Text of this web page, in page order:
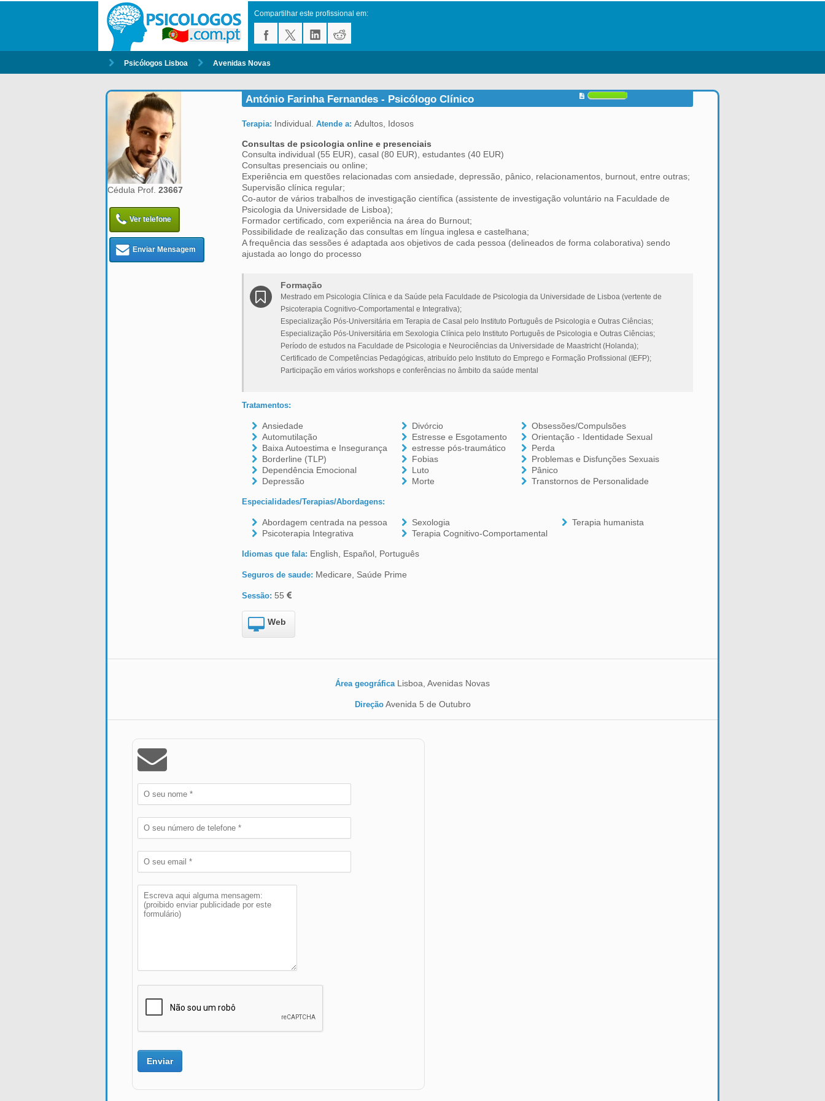
Compartilhar este profissional em:
Psicólogos Lisboa Avenidas Novas
Cédula Prof. 23667
Ver telefone
Enviar Mensagem
António Farinha Fernandes - Psicólogo Clínico
Terapia: Individual. Atende a: Adultos, Idosos
Consultas de psicologia online e presenciais
Consulta individual (55 EUR), casal (80 EUR), estudantes (40 EUR)
Consultas presenciais ou online;
Experiência em questões relacionadas com ansiedade, depressão, pânico, relacionamentos, burnout, entre outras;
Supervisão clínica regular;
Co-autor de vários trabalhos de investigação científica (assistente de investigação voluntário na Faculdade de
Psicologia da Universidade de Lisboa);
Formador certificado, com experiência na área do Burnout;
Possibilidade de realização das consultas em língua inglesa e castelhana;
A frequência das sessões é adaptada aos objetivos de cada pessoa (delineados de forma colaborativa) sendo
ajustada ao longo do processo
Formação
Mestrado em Psicologia Clínica e da Saúde pela Faculdade de Psicologia da Universidade de Lisboa (vertente de
Psicoterapia Cognitivo-Comportamental e Integrativa);
Especialização Pós-Universitária em Terapia de Casal pelo Instituto Português de Psicologia e Outras Ciências;
Especialização Pós-Universitária em Sexologia Clínica pelo Instituto Português de Psicologia e Outras Ciências;
Período de estudos na Faculdade de Psicologia e Neurociências da Universidade de Maastricht (Holanda);
Certificado de Competências Pedagógicas, atribuído pelo Instituto do Emprego e Formação Profissional (IEFP);
Participação em vários workshops e conferências no âmbito da saúde mental
Tratamentos:
Ansiedade
Automutilação
Baixa Autoestima e Insegurança
Borderline (TLP)
Dependência Emocional
Depressão
Divórcio
Estresse e Esgotamento
estresse pós-traumático
Fobias
Luto
Morte
Obsessões/Compulsões
Orientação - Identidade Sexual
Perda
Problemas e Disfunções Sexuais
Pânico
Transtornos de Personalidade
Especialidades/Terapias/Abordagens:
Abordagem centrada na pessoa
Psicoterapia Integrativa
Sexologia
Terapia Cognitivo-Comportamental
Terapia humanista
Idiomas que fala: English, Español, Português
Seguros de saude: Medicare, Saúde Prime
Sessão: 55
Web
Área geográfica Lisboa, Avenidas Novas
DireçãoAvenida 5 de Outubro